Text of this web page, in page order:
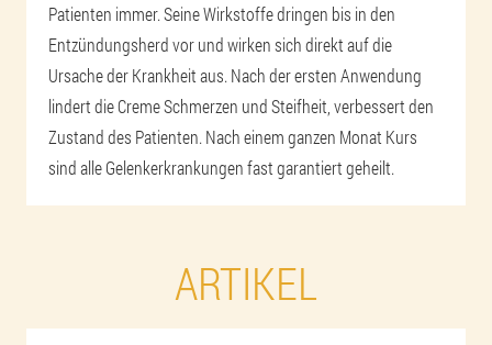
Patienten immer. Seine Wirkstoffe dringen bis in den
Entzündungsherd vor und wirken sich direkt auf die
Ursache der Krankheit aus. Nach der ersten Anwendung
lindert die Creme Schmerzen und Steifheit, verbessert den
Zustand des Patienten. Nach einem ganzen Monat Kurs
sind alle Gelenkerkrankungen fast garantiert geheilt.
ARTIKEL